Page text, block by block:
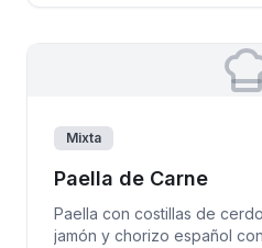
Mixta
Paella de Carne
Paella con costillas de
jamón y chorizo español